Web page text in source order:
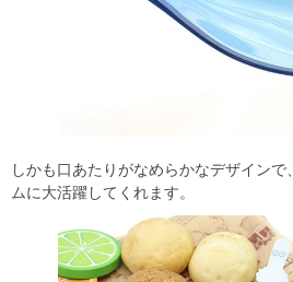
しかも口あたりがなめらかなデザイン
ムに大活躍してくれます。